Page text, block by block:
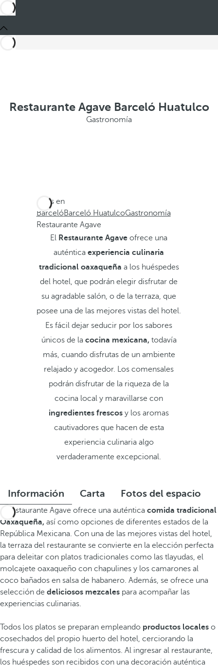
Restaurante Agave Barceló Huatulco
Gastronomía
Estás en
BarcelóBarceló HuatulcoGastronomía
Restaurante Agave
El Restaurante Agave ofrece una
auténticaexperiencia culinaria
tradicional oaxaqueña a los huéspedes
del hotel, que podrán elegir disfrutar de
su agradable salón, o de la terraza, que
posee una de las mejores vistas del hotel.
Es fácil dejar seducir por los sabores
únicos de la cocina mexicana, todavía
más, cuando disfrutas de un ambiente
relajado y acogedor. Los comensales
podrán disfrutar de la riqueza de la
cocina local y maravillarse con
ingredientes frescos y los aromas
cautivadores que hacen de esta
experiencia culinaria algo
verdaderamente excepcional.
Información Carta Fotos del espacio
El restaurante Agave ofrece una auténtica comida tradicional
Oaxaqueña, así como opciones de diferentes estados de la
República Mexicana. Con una de las mejores vistas del hotel,
la terraza del restaurante se convierte en la elección perfecta
para deleitar con platos tradicionales como las tlayudas, el
molcajete oaxaqueño con chapulines y los camarones al
coco bañados en salsa de habanero. Además, se ofrece una
selección de deliciosos mezcales para acompañar las
experiencias culinarias.
Todos los platos se preparan empleando productos locales o
cosechados del propio huerto del hotel, cerciorando la
frescura y calidad de los alimentos. Al ingresar al restaurante,
los huéspedes son recibidos con una decoración auténtica